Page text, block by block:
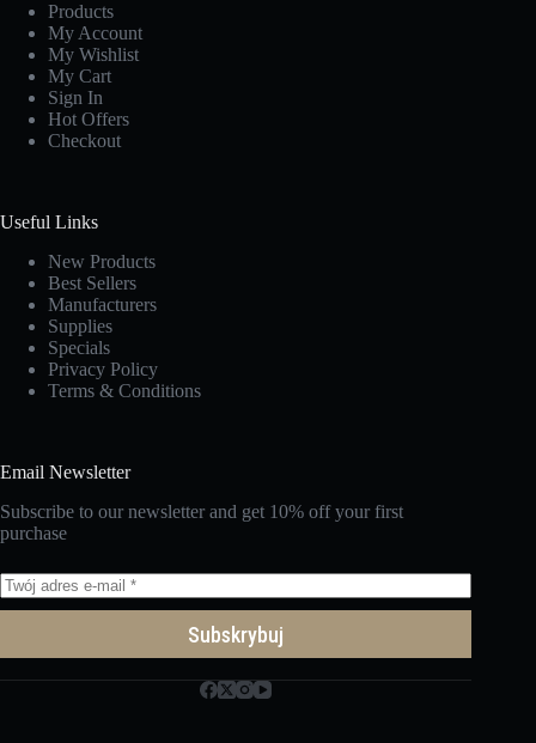
Products
My Account
My Wishlist
My Cart
Sign In
Hot Offers
Checkout
Useful Links
New Products
Best Sellers
Manufacturers
Supplies
Specials
Privacy Policy
Terms & Conditions
Email Newsletter
Subscribe to our newsletter and get 10% off your first
purchase
Subskrybuj